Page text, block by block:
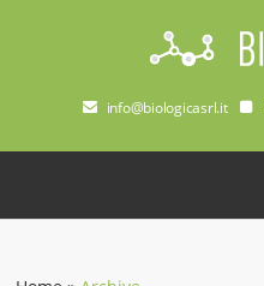
info@biologicasrl.it